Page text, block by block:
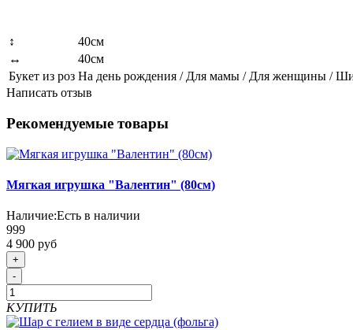
↕
40см
↔
40см
Букет из роз На день рождения / Для мамы / Для женщины /
Написать отзыв
Рекомендуемые товары
Мягкая игрушка "Валентин" (80см)
Наличие:Есть в наличии
999
4 900 руб
+
-
КУПИТЬ